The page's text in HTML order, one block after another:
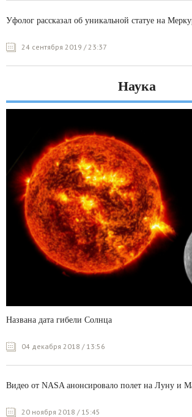
Уфолог рассказал об уникальной статуе на
24 сентября 2019 / 23:37
Наука
Названа дата гибели Солнца
04 декабря 2018 / 13:56
Видео от NASA анонсировало полет на Луну и
20 ноября 2018 / 15:45